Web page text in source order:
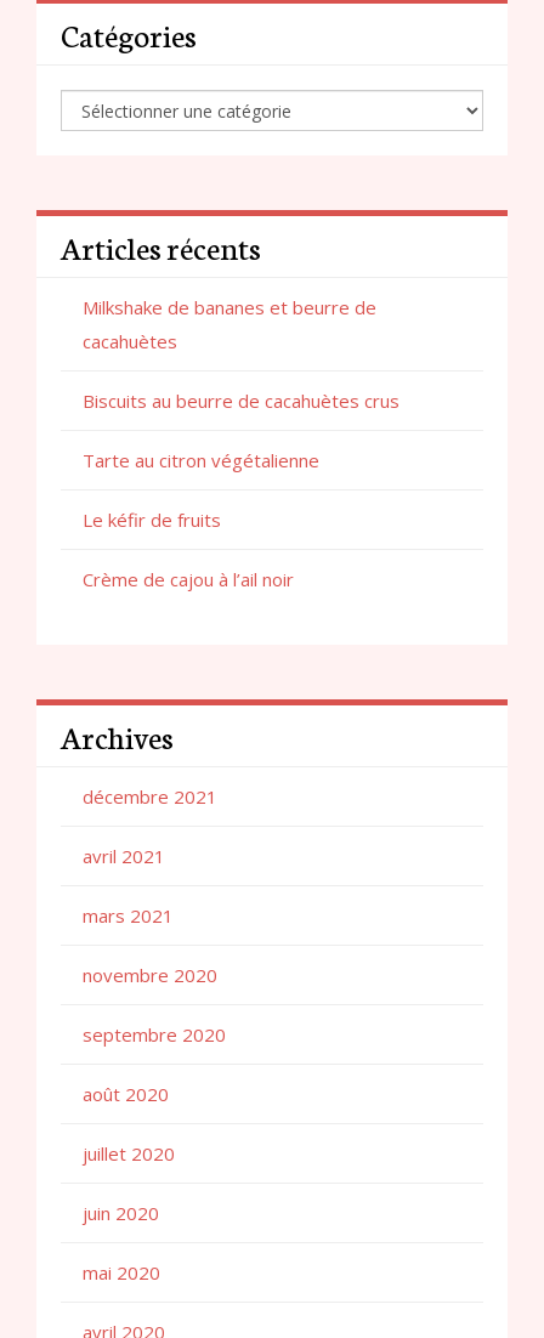
Catégories
Articles récents
Milkshake de bananes et beurre de
cacahuètes
Biscuits au beurre de cacahuètes crus
Tarte au citron végétalienne
Le kéfir de fruits
Crème de cajou à l’ail noir
Archives
décembre 2021
avril 2021
mars 2021
novembre 2020
septembre 2020
août 2020
juillet 2020
juin 2020
mai 2020
avril 2020